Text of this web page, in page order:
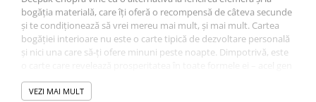
bogăția materială, care îți oferă o recompensă de câteva secunde
și te condiționează să vrei mereu mai mult, și mai mult. Cartea
bogăției interioare nu este o carte tipică de dezvoltare personală
și nici una care să-ți ofere minuni peste noapte. Dimpotrivă, este
de bogăție care dă sens și valoare vieții tale. O bogăție ce
izvorăște din interior și se materializează în exterior, cu puterea
VEZI MAI MULT